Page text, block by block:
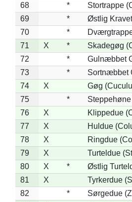
68
*
Stortrappe
69
*
Østlig
70
*
71
X *
Skadegøg
72
*
Gulnæbbet
73
*
Sortnæbbet
74
X
Gøg
75
*
76
X
Klippedue
77
X
Huldue
78
X
Ringdue
79
X
Turteldue
80
X *
Østlig
81
X
Tyrkerdue
82
*
Sørgedue